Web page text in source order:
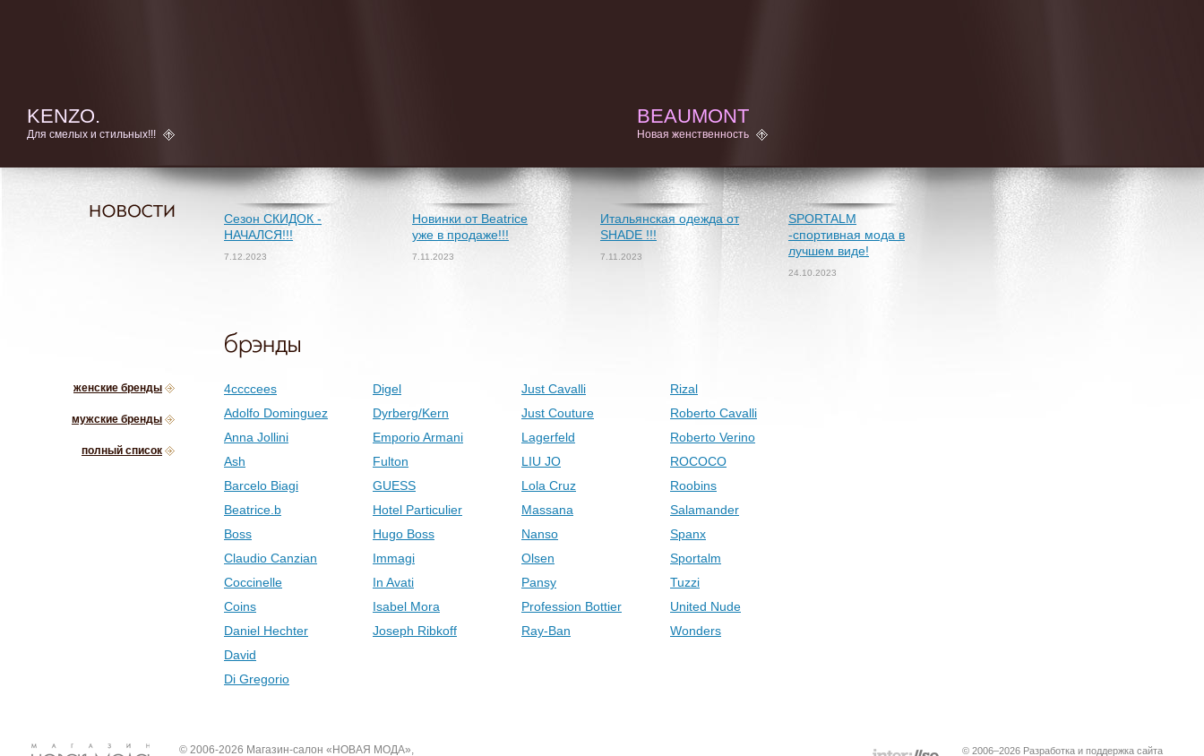
KENZO.
Для смелых и стильных!!!
BEAUMONT
Новая женственность
Сезон СКИДОК -
НАЧАЛСЯ!!!
7.12.2023
Новинки от Beatrice
уже в продаже!!!
7.11.2023
Итальянская одежда от
SHADE !!!
7.11.2023
SPORTALM
-спортивная мода в
лучшем виде!
24.10.2023
женские бренды
мужские бренды
полный список
4ccccees
Adolfo Dominguez
Anna Jollini
Ash
Barcelo Biagi
Beatrice.b
Boss
Claudio Canzian
Coccinelle
Coins
Daniel Hechter
David
Di Gregorio
Digel
Dyrberg/Kern
Emporio Armani
Fulton
GUESS
Hotel Particulier
Hugo Boss
Immagi
In Avati
Isabel Mora
Joseph Ribkoff
Just Cavalli
Just Couture
Lagerfeld
LIU JO
Lola Cruz
Massana
Nanso
Olsen
Pansy
Profession Bottier
Ray-Ban
Rizal
Roberto Cavalli
Roberto Verino
ROCOCO
Roobins
Salamander
Spanx
Sportalm
Tuzzi
United Nude
Wonders
© 2006-2026 Магазин-салон «НОВАЯ МОДА», © 2006–2026 Разработка и поддержка сайта